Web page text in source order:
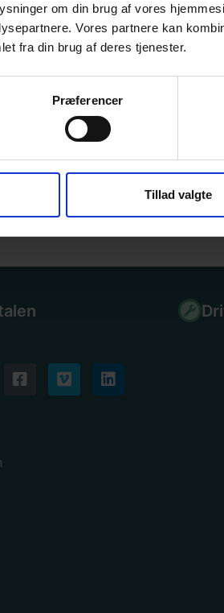
om din brug af vores
Vores partnere kan
fra din brug af deres tjenester.
Præferencer
Tillad valgte